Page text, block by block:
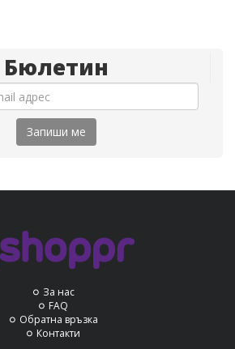
Бюлетин
Запиши ме
За нас
FAQ
Обратна връзка
Контакти